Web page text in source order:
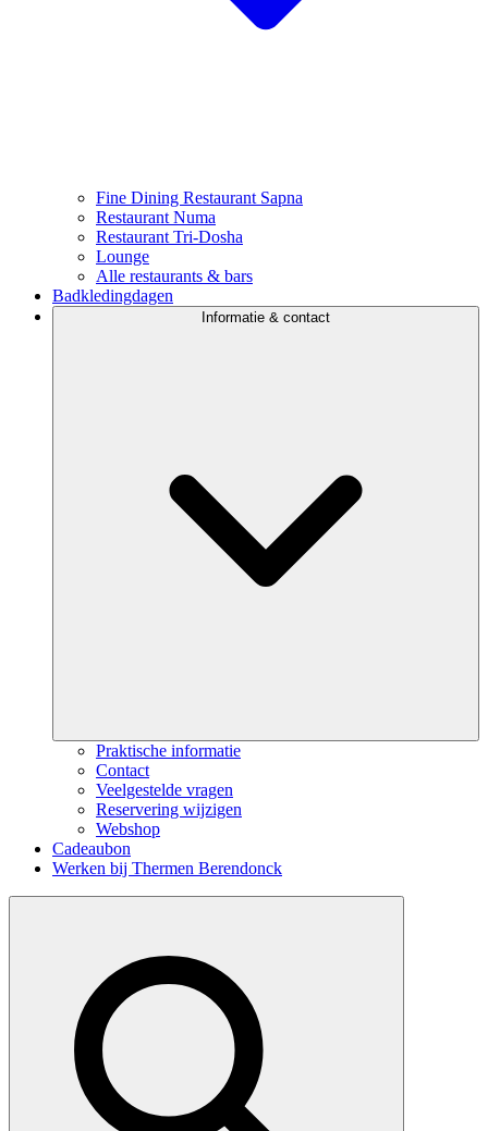
Fine Dining Restaurant Sapna
Restaurant Numa
Restaurant Tri-Dosha
Lounge
Alle restaurants & bars
Badkledingdagen
Informatie & contact
Praktische informatie
Contact
Veelgestelde vragen
Reservering wijzigen
Webshop
Cadeaubon
Werken bij Thermen Berendonck